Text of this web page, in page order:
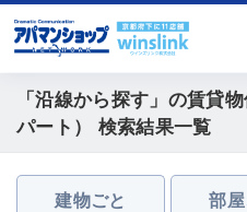
「沿線から探す」 の賃貸
パート） 検索結果一覧
建物ごと 部屋